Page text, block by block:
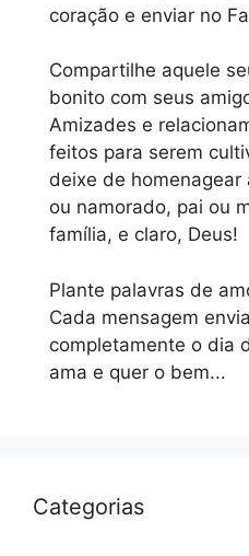
coração e enviar no
Compartilhe aquele
bonito com seus
Amizades e
feitos para serem
deixe de homenagear
ou namorado, pai ou
família, e claro, Deus!
Plante palavras de
Cada mensagem
completamente o dia
ama e quer o bem...
Categorias